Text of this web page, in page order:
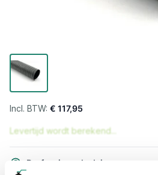
€ 117,95
Levertijd wordt berekend...
Professioneel advies